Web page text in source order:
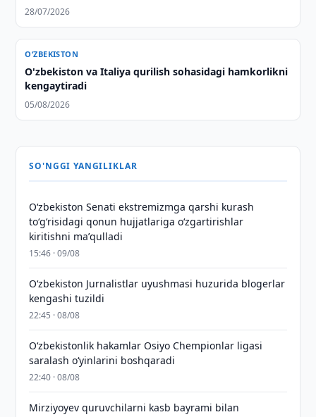
28/07/2026
O‘ZBEKISTON
O'zbekiston va Italiya qurilish sohasidagi hamkorlikni
kengaytiradi
05/08/2026
SO'NGGI YANGILIKLAR
Oʻzbekiston Senati ekstremizmga qarshi kurash
toʻgʻrisidagi qonun hujjatlariga oʻzgartirishlar
kiritishni maʼqulladi
15:46 · 09/08
O‘zbekiston Jurnalistlar uyushmasi huzurida blogerlar
kengashi tuzildi
22:45 · 08/08
O‘zbekistonlik hakamlar Osiyo Chempionlar ligasi
saralash o‘yinlarini boshqaradi
22:40 · 08/08
Mirziyoyev quruvchilarni kasb bayrami bilan